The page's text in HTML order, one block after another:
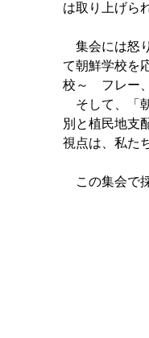
は取り上げら
集会には怒
て朝鮮学校を
校～ フレー、
そして、「
別と植民地支
視点は、私た
この集会で